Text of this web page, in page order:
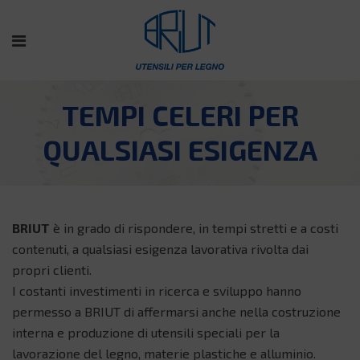
TEMPI CELERI PER
QUALSIASI ESIGENZA
BRIUT è in grado di rispondere, in tempi stretti e a costi
contenuti, a qualsiasi esigenza lavorativa rivolta dai
propri clienti.
I costanti investimenti in ricerca e sviluppo hanno
permesso a BRIUT di affermarsi anche nella costruzione
interna e produzione di utensili speciali per la
lavorazione del legno, materie plastiche e alluminio.